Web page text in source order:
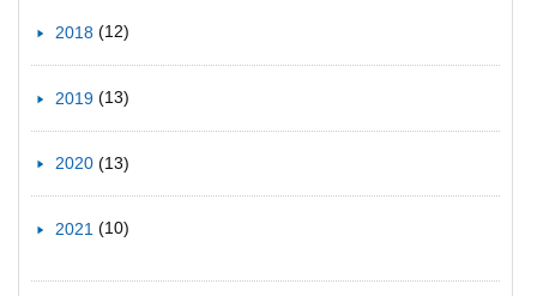
2018 (12)
2019 (13)
2020 (13)
2021 (10)